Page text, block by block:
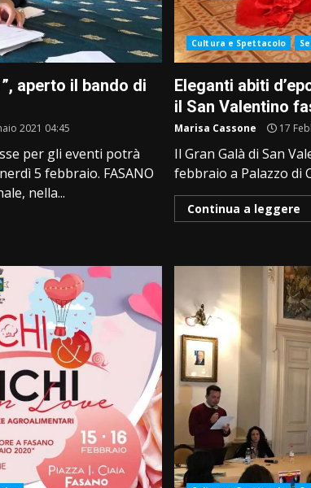
aperto il bando di
2021 04:45
per gli eventi potrà
5 febbraio. FASANO
nella...
Cultura e Spettacolo
Eleganti abiti
il San Valentino
Marisa Cassone 17
Il Gran Galà di San
febbraio a Palazzo di
Continua a leggere